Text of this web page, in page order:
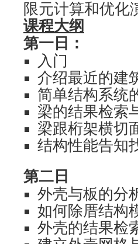
限元计算和优化
课程大纲
第一日：
入门
介绍最近的建
简单结构系统
梁的结果检索
梁跟桁架横切
结构性能告知
第二日
外壳与板的分
如何除厝结构
外壳的结果检